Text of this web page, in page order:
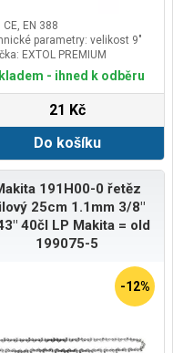
CE, EN 388
parametry: velikost 9"
EXTOL PREMIUM
- ihned k odběru
21 Kč
Do košíku
191H00-0 řetěz
25cm 1.1mm 3/8"
40čl LP Makita = old
199075-5
-12%